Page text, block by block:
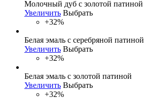
Молочный дуб с золотой патиной
Увеличить Выбрать
+32%
Белая эмаль с серебряной патиной
Увеличить Выбрать
+32%
Белая эмаль с золотой патиной
Увеличить Выбрать
+32%